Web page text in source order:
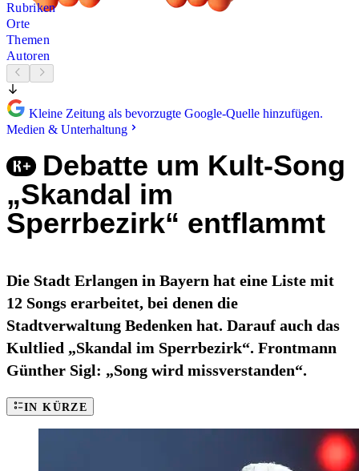
Rubriken
Orte
Themen
Autoren
Kleine Zeitung als bevorzugte Google-Quelle hinzufügen.
Medien & Unterhaltung
Debatte um Kult-Song
„Skandal im
Sperrbezirk“ entflammt
Die Stadt Erlangen in Bayern hat eine Liste mit
12 Songs erarbeitet, bei denen die
Stadtverwaltung Bedenken hat. Darauf auch das
Kultlied „Skandal im Sperrbezirk“. Frontmann
Günther Sigl: „Song wird missverstanden“.
IN KÜRZE